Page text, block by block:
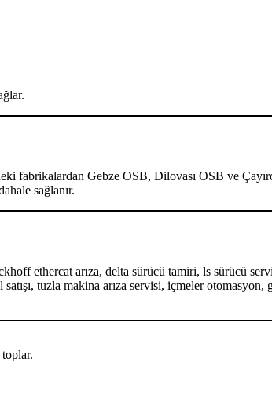
fabrikalardan Gebze OSB, Dilovası OSB ve
sağlanır.
ethercat arıza, delta sürücü tamiri, ls sürücü
tuzla makina arıza servisi, içmeler